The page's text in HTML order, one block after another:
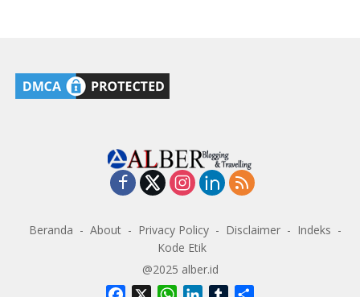
Beranda About Privacy Policy Disclaimer
Indeks
Kode Etik
@2025 alber.id
W
T